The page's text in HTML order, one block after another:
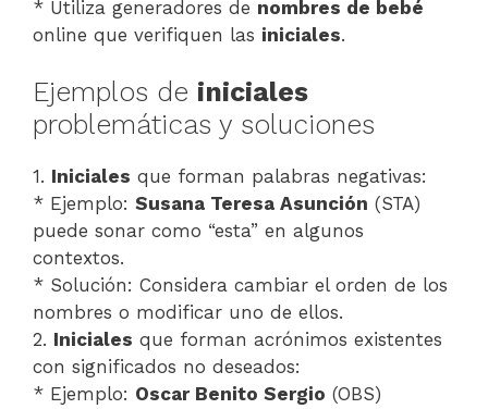
* Utiliza generadores de nombres de bebé
online que verifiquen las iniciales.
Ejemplos de iniciales
problemáticas y soluciones
1. Iniciales que forman palabras negativas:
* Ejemplo: Susana Teresa Asunción (STA)
puede sonar como “esta” en algunos
contextos.
* Solución: Considera cambiar el orden de los
nombres o modificar uno de ellos.
2. Iniciales que forman acrónimos existentes
con significados no deseados:
* Ejemplo: Oscar Benito Sergio (OBS)